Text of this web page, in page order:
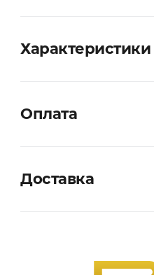
Характеристики
Оплата
Доставка